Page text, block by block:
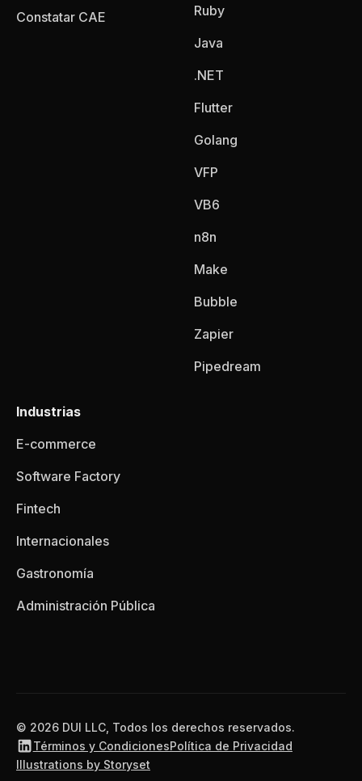
Constatar CAE
Ruby
Java
.NET
Flutter
Golang
VFP
VB6
n8n
Make
Bubble
Zapier
Pipedream
Industrias
E-commerce
Software Factory
Fintech
Internacionales
Gastronomía
Administración Pública
© 2026 DUI LLC, Todos los derechos reservados.
Términos y CondicionesPolítica de Privacidad
Illustrations by Storyset